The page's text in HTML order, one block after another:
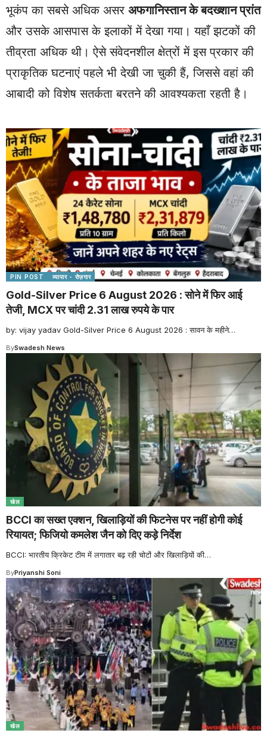
भूकंप का सबसे अधिक असर अफगानिस्तान के बदख्शान प्रांत
और उसके आसपास के इलाकों में देखा गया। यहाँ झटकों की
तीव्रता अधिक थी। ऐसे संवेदनशील क्षेत्रों में इस प्रकार की
प्राकृतिक घटनाएं पहले भी देखी जा चुकी हैं, जिससे वहां की
आबादी को विशेष सतर्कता बरतने की आवश्यकता रहती है।
PIN POST व्यापार - रोज़गार
Gold-Silver Price 6 August 2026 : सोने में फिर आई
तेजी, MCX पर चांदी 2.31 लाख रुपये के पार
by: vijay yadav Gold-Silver Price 6 August 2026 : सावन के महीने…
BySwadesh News
खेल
BCCI का सख्त एक्शन, खिलाड़ियों की फिटनेस पर नहीं होगी कोई
रियायत; फिजियो कमलेश जैन को दिए कड़े निर्देश
BCCI: भारतीय क्रिकेट टीम में लगातार बढ़ रही चोटों और खिलाड़ियों की…
ByPriyanshi Soni
खेल